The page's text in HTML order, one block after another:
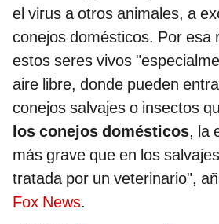
el virus a otros animales, a
conejos domésticos. Por esa
estos seres vivos
aire libre, donde pueden
conejos salvajes o insectos
los conejos domésticos, la
más grave que en los
tratada por un veterinario",
Fox News.